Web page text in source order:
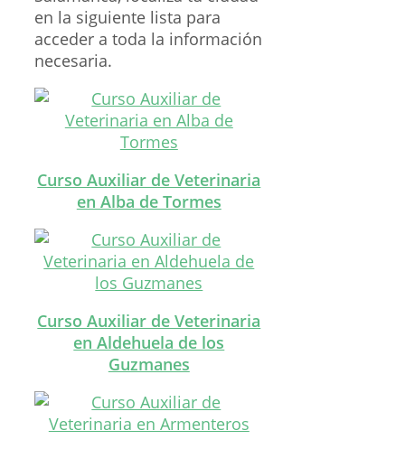
en la siguiente lista para
acceder a toda la información
necesaria.
Curso Auxiliar de Veterinaria
en Alba de Tormes
Curso Auxiliar de Veterinaria
en Aldehuela de los
Guzmanes